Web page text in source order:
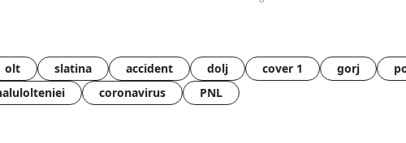
olt slatina accident dolj cover 1 gorj
coronavirus PNL